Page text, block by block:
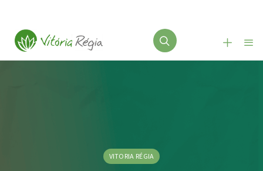
VITORIA RÉGIA